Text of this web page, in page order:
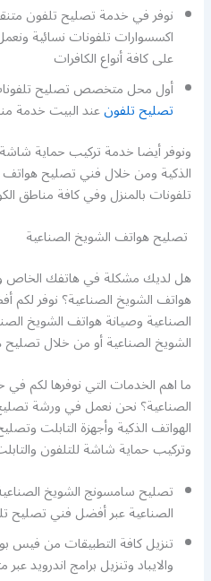
نوفر في خدمة تصليح تلفون
اكسسوارات تلفونات نسائية
على كافة أنواع الكافرات
أول محل متخصص تصليح
تصليح تلفونعند البيت خدمة
ونوفر أيضا خدمة تركيب حماية شاشة
الذكية ومن خلال فني تصليح
تلفونات بالمنزل وفي كافة مناطق
تصليح هواتف الشويخ الصناعية
هل لديك مشكلة في هاتفك
هواتف الشويخ الصناعية؟ نوفر
الصناعية وصيانة هواتف الشويخ
الشويخ الصناعية أو من خلال تصليح
ما اهم الخدمات التي نوفرها لكم
الصناعية؟ نحن نعمل في ورشة
الهواتف الذكية وأجهزة التابلت
وتركيب حماية شاشة للتلفون
تصليح سامسونج الشويخ
الصناعية عبر أفضل فني تصليح
تنزيل كافة التطبيقات من فيس
والايباد وتنزيل برامج